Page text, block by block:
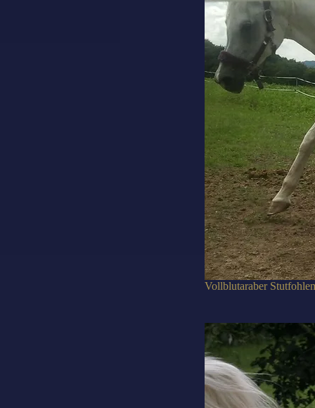
Vollblutaraber